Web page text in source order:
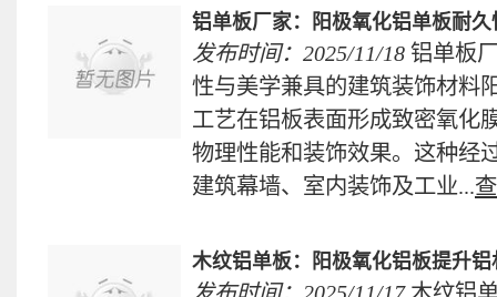
铝单板厂家：阳极氧化铝单板耐
发布时间：2025/11/18 铝单板
性与美学兼具的建筑装饰材料
工艺在铝板表面形成致密氧化
物理性能和装饰效果。这种经
建筑幕墙、室内装饰及工业...
木纹铝单板：阳极氧化铝板提升